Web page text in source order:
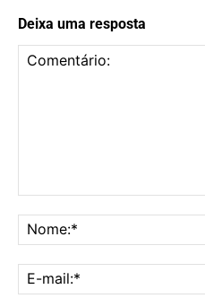
Deixa uma resposta